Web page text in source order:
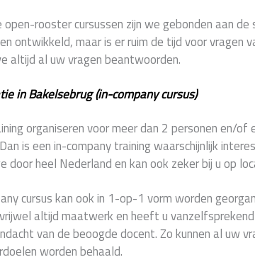
open-rooster cursussen zijn we gebonden aan
ontwikkeld, maar is er ruim de tijd voor vragen
altijd al uw vragen beantwoorden.
in Bakelsebrug (in-company cursus)
organiseren voor meer dan 2 personen en/of
is een in-company training waarschijnlijk
door heel Nederland en kan ook zeker bij u op
cursus kan ook in 1-op-1 vorm worden
altijd maatwerk en heeft u
van de beoogde docent. Zo kunnen al uw
worden behaald.